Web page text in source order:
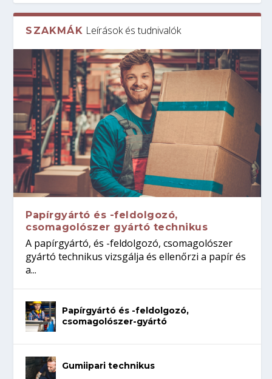
SZAKMÁK Leírások és tudnivalók
Papírgyártó és -feldolgozó,
csomagolószer gyártó technikus
A papírgyártó, és -feldolgozó, csomagolószer
gyártó technikus vizsgálja és ellenőrzi a papír és
a...
Papírgyártó és -feldolgozó,
csomagolószer-gyártó
Gumiipari technikus